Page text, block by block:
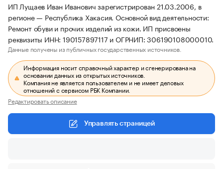
ИП Лущаев Иван Иванович зарегистрирован 21.03.2006, в
регионе — Республика Хакасия. Основной вид деятельности:
Ремонт обуви и прочих изделий из кожи. ИП присвоены
реквизиты ИНН: 190157897117 и ОГРНИП: 306190108000010.
Данные получены из публичных государственных источников.
Информация носит справочный характер и сгенерирована на
основании данных из открытых источников.
Компания не является пользователем и не имеет деловых
отношений с сервисом РБК Компании.
Редактировать описание
Управлять страницей